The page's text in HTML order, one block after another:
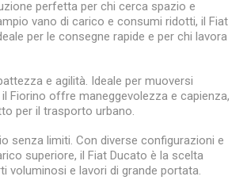
perfetta per chi cerca spazio e
vano di carico e consumi ridotti, il Fiat
per le consegne rapide e per chi lavora
e agilità. Ideale per muoversi
Fiorino offre maneggevolezza e capienza,
per il trasporto urbano.
senza limiti. Con diverse configurazioni e
superiore, il Fiat Ducato è la scelta
voluminosi e lavori di grande portata.